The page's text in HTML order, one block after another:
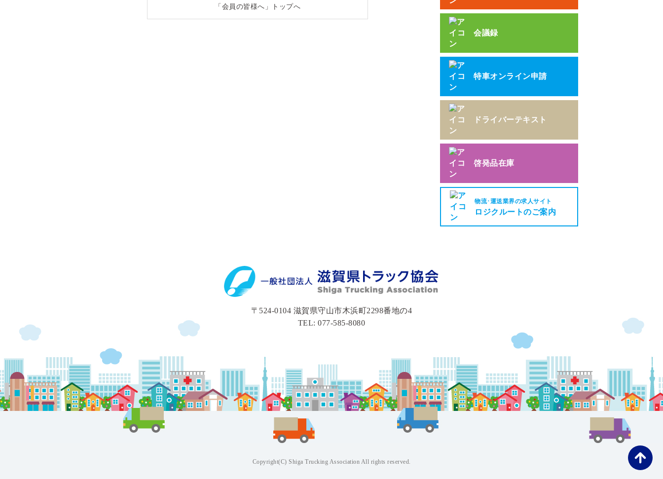
「会員の皆様へ」トップへ
会議録
特車オンライン申請
ドライバーテキスト
啓発品在庫
物流･運送業界の求人サイト
ロジクルートのご案内
〒524-0104 滋賀県守山市木浜町2298番地の4
TEL: 077-585-8080
Copyright(C) Shiga Trucking Association All rights reserved.